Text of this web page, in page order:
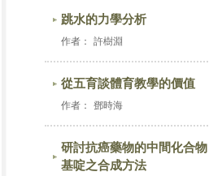
跳水的力學分析
作者： 許樹淵
從五育談體育教學的價值
作者： 鄧時海
研討抗癌藥物的中間化合
基啶之合成方法